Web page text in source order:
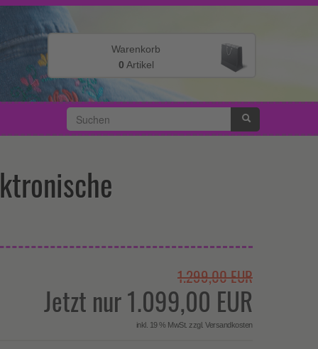
Warenkorb
0 Artikel
Ihr Warenkorb ist leer.
1.299,00 EUR
Jetzt nur 1.099,00 EUR
inkl. 19 % MwSt. zzgl.Versandkosten